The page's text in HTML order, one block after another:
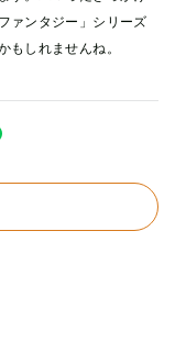
ァンタジー」シリーズ
もしれませんね。